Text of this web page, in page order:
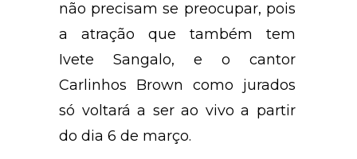
não precisam se preocupar, pois
a atração que também tem
Ivete Sangalo, e o cantor
Carlinhos Brown como jurados
só voltará a ser ao vivo a partir
do dia 6 de março.